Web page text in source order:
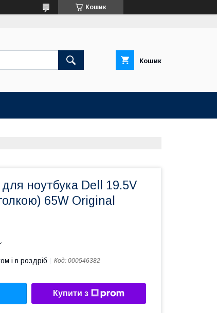
Кошик
Кошик
ноутбука Dell 19.5V
65W Original
і в роздріб Код: 000546382
Купити з